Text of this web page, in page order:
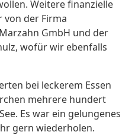
Weitere finanzielle
der Firma
GmbH und der
wofür wir ebenfalls
bei leckerem Essen
mehrere hundert
Es war ein gelungenes
gern wiederholen.